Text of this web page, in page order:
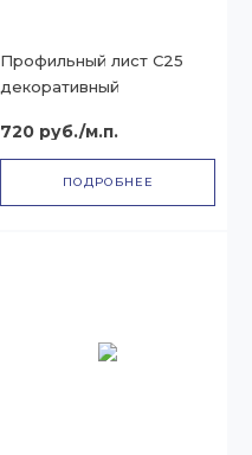
Профильный лист С25
декоративный
720 руб./м.п.
ПОДРОБНЕЕ